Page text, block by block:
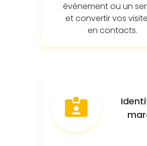
événement ou un
et convertir vos
en contacts.